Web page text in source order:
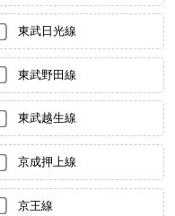
東武日光線
東武野田線
東武越生線
京成押上線
京王線